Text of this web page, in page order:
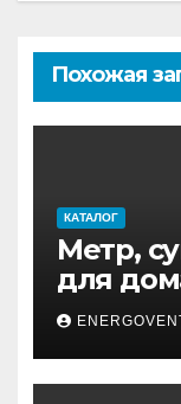
Похожая
КАТАЛОГ
Метр,
для